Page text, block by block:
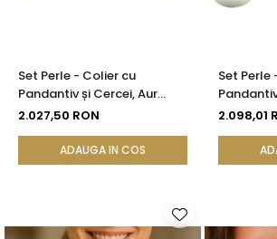
Set Perle - Colier cu
Pandantiv și Cercei, Aur
Galben 14K, Perle Albe
2.027,50 RON
ADAUGA IN COS
Set Perle
Galben
2.098,01